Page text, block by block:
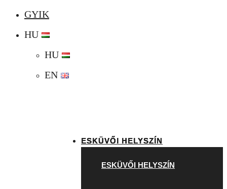
GYIK
HU
HU
EN
ESKÜVŐI HELYSZÍN
ESKÜVŐI HELYSZÍN